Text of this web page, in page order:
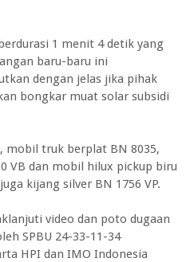
1 menit 4 detik yang
baru-baru ini
dengan jelas jika pihak
bongkar muat solar subsidi
mobil truk berplat BN 8035,
VB dan mobil hilux pickup biru
kijang silver BN 1756 VP.
video dan poto dugaan
SPBU 24-33-11-34
HPI dan IMO Indonesia